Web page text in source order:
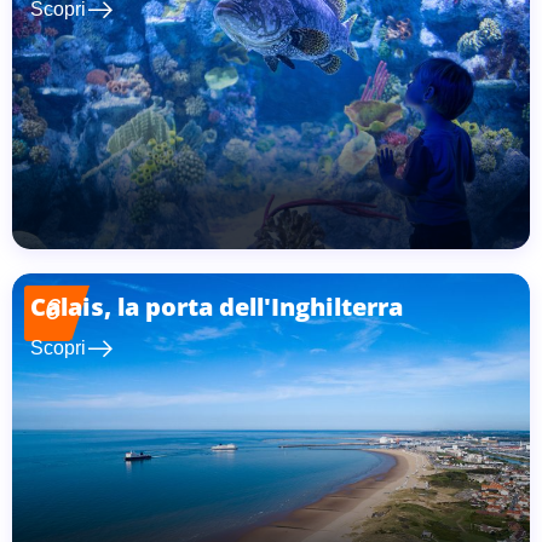
Scoprieast
6
Calais, la porta dell'Inghilterra
Scoprieast